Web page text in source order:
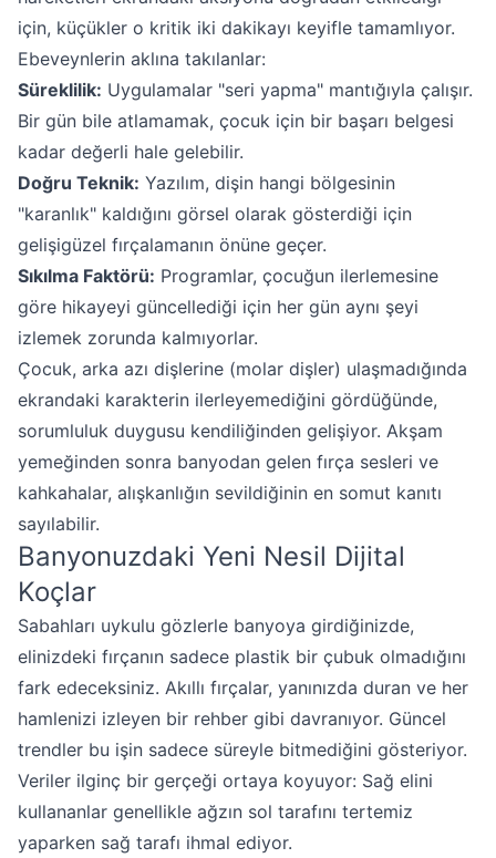
için, küçükler o kritik iki dakikayı keyifle tamamlıyor.
Ebeveynlerin aklına takılanlar:
Süreklilik: Uygulamalar "seri yapma" mantığıyla çalışır.
Bir gün bile atlamamak, çocuk için bir başarı belgesi
kadar değerli hale gelebilir.
Doğru Teknik: Yazılım, dişin hangi bölgesinin
"karanlık" kaldığını görsel olarak gösterdiği için
gelişigüzel fırçalamanın önüne geçer.
Sıkılma Faktörü: Programlar, çocuğun ilerlemesine
göre hikayeyi güncellediği için her gün aynı şeyi
izlemek zorunda kalmıyorlar.
Çocuk, arka azı dişlerine (molar dişler) ulaşmadığında
ekrandaki karakterin ilerleyemediğini gördüğünde,
sorumluluk duygusu kendiliğinden gelişiyor. Akşam
yemeğinden sonra banyodan gelen fırça sesleri ve
kahkahalar, alışkanlığın sevildiğinin en somut kanıtı
sayılabilir.
Banyonuzdaki Yeni Nesil Dijital
Koçlar
Sabahları uykulu gözlerle banyoya girdiğinizde,
elinizdeki fırçanın sadece plastik bir çubuk olmadığını
fark edeceksiniz. Akıllı fırçalar, yanınızda duran ve her
hamlenizi izleyen bir rehber gibi davranıyor. Güncel
trendler bu işin sadece süreyle bitmediğini gösteriyor.
Veriler ilginç bir gerçeği ortaya koyuyor: Sağ elini
kullananlar genellikle ağzın sol tarafını tertemiz
yaparken sağ tarafı ihmal ediyor.